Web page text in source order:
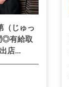
（じゅっ
◎有給取
店...